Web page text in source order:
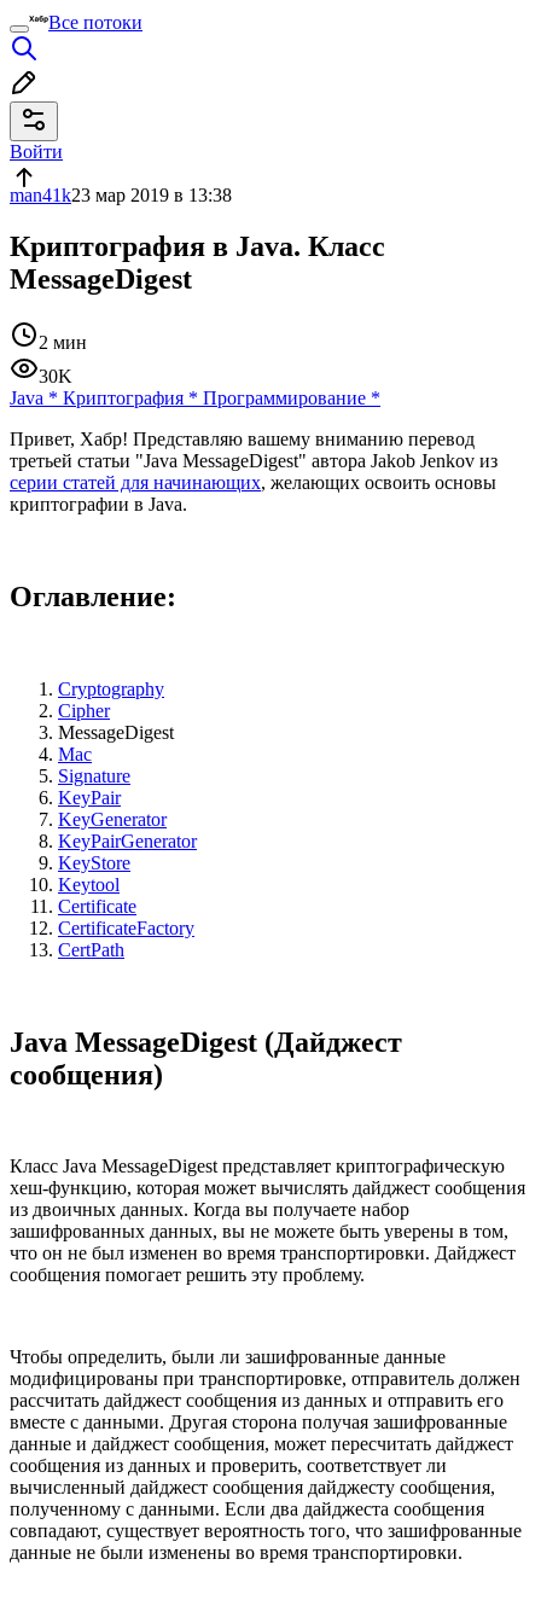
Все потоки
Войти
man41k23 мар 2019 в 13:38
Криптография в Java. Класс
MessageDigest
2 мин
30K
Java * Криптография * Программирование *
Привет, Хабр! Представляю вашему вниманию перевод
третьей статьи "Java MessageDigest" автора Jakob Jenkov из
серии статей для начинающих, желающих освоить основы
криптографии в Java.
Оглавление:
Cryptography
Cipher
MessageDigest
Mac
Signature
KeyPair
KeyGenerator
KeyPairGenerator
KeyStore
Keytool
Certificate
CertificateFactory
CertPath
Java MessageDigest (Дайджест
сообщения)
Класс Java MessageDigest представляет криптографическую
хеш-функцию, которая может вычислять дайджест сообщения
из двоичных данных. Когда вы получаете набор
зашифрованных данных, вы не можете быть уверены в том,
что он не был изменен во время транспортировки. Дайджест
сообщения помогает решить эту проблему.
Чтобы определить, были ли зашифрованные данные
модифицированы при транспортировке, отправитель должен
рассчитать дайджест сообщения из данных и отправить его
вместе с данными. Другая сторона получая зашифрованные
данные и дайджест сообщения, может пересчитать дайджест
сообщения из данных и проверить, соответствует ли
вычисленный дайджест сообщения дайджесту сообщения,
полученному с данными. Если два дайджеста сообщения
совпадают, существует вероятность того, что зашифрованные
данные не были изменены во время транспортировки.